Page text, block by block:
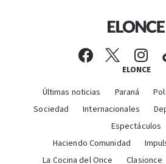
ELONCE
Últimas noticias Paraná
Sociedad
Internacionales
Espectáculos
Haciendo Comunidad
La Cocina del Once
Clasionce